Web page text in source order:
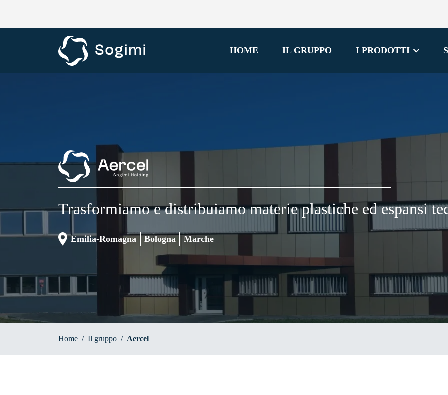
HOME IL GRUPPO I PRODOTTI
Trasformiamo e distribuiamo materie plastiche ed espansi
Emilia-Romagna Bologna Marche
Home / Il gruppo / Aercel